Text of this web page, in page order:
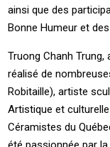
ainsi que des
Bonne Humeur et
Truong Chanh
réalisé de
Robitaille), artiste
Artistique et
Céramistes du